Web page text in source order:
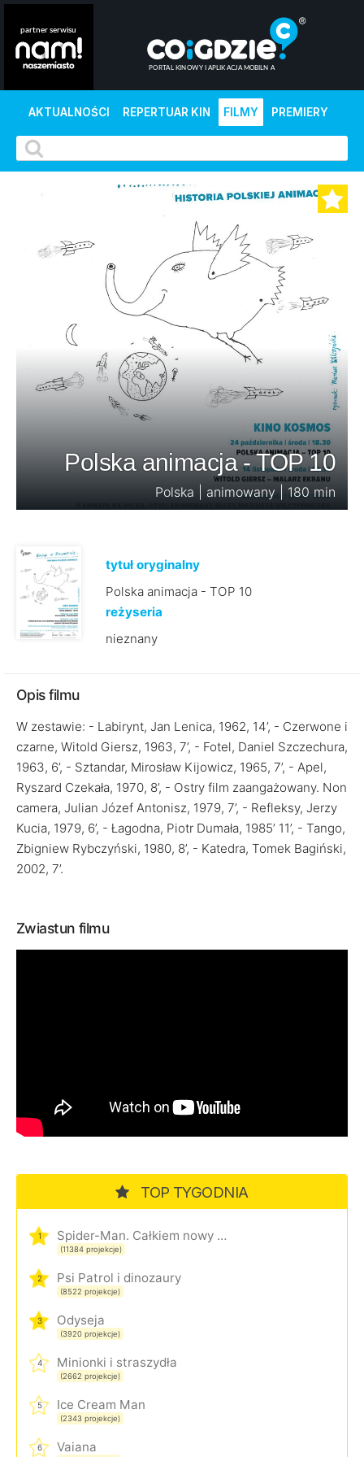
AKTUALNOŚCI REPERTUAR KIN FILMY PREMIERY
Polska animacja - TOP 10
Polska | animowany | 180 min
tytuł oryginalny
Polska animacja - TOP 10
reżyseria
nieznany
Opis filmu
W zestawie: - Labirynt, Jan Lenica, 1962, 14’, - Czerwone i
czarne, Witold Giersz, 1963, 7’, - Fotel, Daniel Szczechura,
1963, 6’, - Sztandar, Mirosław Kijowicz, 1965, 7’, - Apel,
Ryszard Czekała, 1970, 8’, - Ostry film zaangażowany. Non
camera, Julian Józef Antonisz, 1979, 7’, - Refleksy, Jerzy
Kucia, 1979, 6’, - Łagodna, Piotr Dumała, 1985’ 11’, - Tango,
Zbigniew Rybczyński, 1980, 8’, - Katedra, Tomek Bagiński,
2002, 7’.
Zwiastun filmu
TOP TYGODNIA
1 Spider-Man. Całkiem nowy dzień
(11384 projekcje)
2 Psi Patrol i dinozaury
(8522 projekcje)
3 Odyseja
(3920 projekcje)
4 Minionki i straszydła
(2662 projekcje)
5 Ice Cream Man
(2343 projekcje)
6 Vaiana